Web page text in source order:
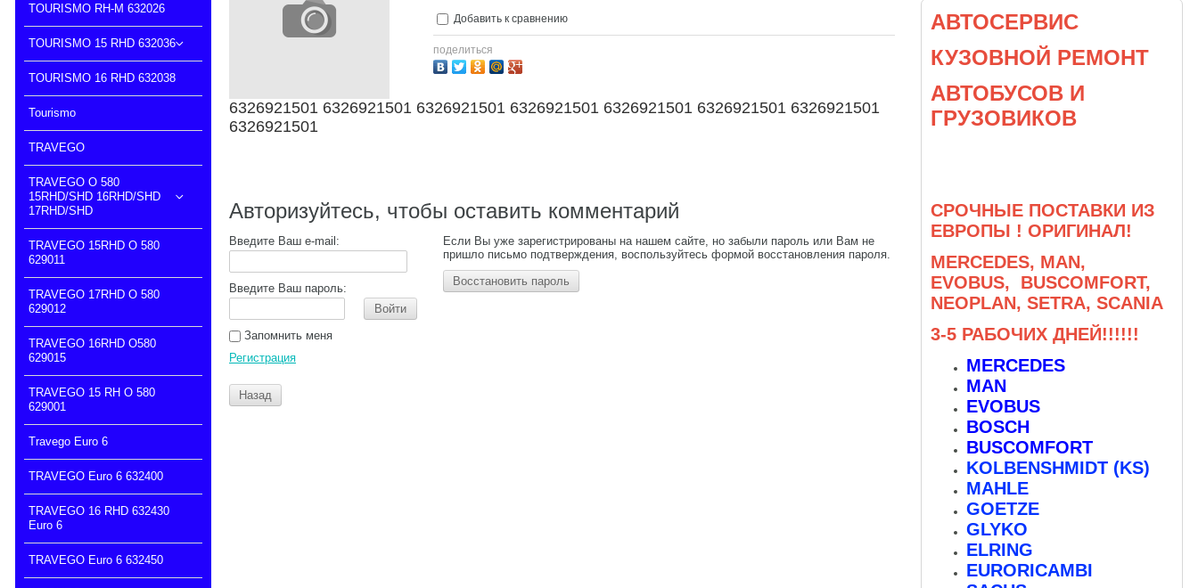
TOURISMO RH-M 632026
TOURISMO 15 RHD 632036
TOURISMO 16 RHD 632038
Tourismo
TRAVEGO
TRAVEGO O 580
15RHD/SHD 16RHD/SHD
17RHD/SHD
TRAVEGO 15RHD O 580
629011
TRAVEGO 17RHD O 580
629012
TRAVEGO 16RHD O580
629015
TRAVEGO 15 RH O 580
629001
Travego Euro 6
TRAVEGO Euro 6 632400
TRAVEGO 16 RHD 632430
Euro 6
TRAVEGO Euro 6 632450
Добавить к сравнению
поделиться
6326921501 6326921501 6326921501 6326921501 6326921501 6326921501 6326921501
6326921501
Авторизуйтесь, чтобы оставить комментарий
Введите Ваш e-mail:
Введите Ваш пароль:
Войти
Запомнить меня
Регистрация
Если Вы уже зарегистрированы на нашем сайте, но забыли пароль или Вам не
пришло письмо подтверждения, воспользуйтесь формой восстановления пароля.
Восстановить пароль
Назад
АВТОСЕРВИС
КУЗОВНОЙ РЕМОНТ
АВТОБУСОВ И
ГРУЗОВИКОВ
СРОЧНЫЕ ПОСТАВКИ ИЗ
ЕВРОПЫ ! ОРИГИНАЛ!
MERCEDES, MAN,
EVOBUS, BUSCOMFORT,
NEOPLAN, SETRA, SCANIA
3-5 РАБОЧИХ ДНЕЙ!!!!!!
MERCEDES
MAN
EVOBUS
BOSCH
BUSCOMFORT
KOLBENSHMIDT (KS)
MAHLE
GOETZE
GLYKO
ELRING
EURORICAMBI